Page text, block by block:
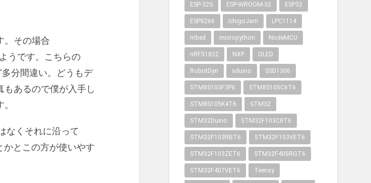
。その場合
うです。こちらの
分間違い。どうもデ
あるので僕が入手し
なくそれに沿って
かとこの方が使いやす
ESP-32S ESP-WROOM-32 ESP32
ESP8266 IchigoJam LPC1114
mbed micropython NodeMCU
nRF51822 NXP OLED
RobotDyn sduino SSD1306
STM8S103F3P6 STM8S105C6T6
STM8S105K4T6 STM32
STM32Duino STM32F103C8T6
STM32F103RBT6 STM32F103VET6
STM32F103ZET6 STM32F405RGT6
STM32F407VET6 Teensy